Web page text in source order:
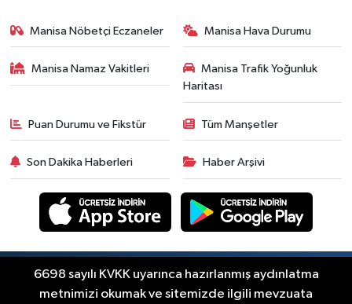
ilgilendiriyor! Cuma günü elektrik
kesintisi uygulanacak
Akhisar Spor
Akhisargücü'ne sponsorluk desteği
devam ediyor
Kazakistan atağı
Magazin
14:38Akhisar'da Arifcan ve Büşra
Kızıltaş çifti dünya evine girdi
Manisa Nöbetçi Eczaneler Manisa Hava Durumu
Manisa Namaz Vakitleri
Manisa Trafik Yoğunluk
Haritası
Puan Durumu ve Fikstür Tüm Manşetler
Son Dakika Haberleri Haber Arşivi
RSS
Copyright © Akhisar Press Haber 2012-2026 Her
hakkı saklıdır.
6698 sayılı KVKK uyarınca hazırlanmış aydınlatma
metnimizi okumak ve sitemizde ilgili mevzuata